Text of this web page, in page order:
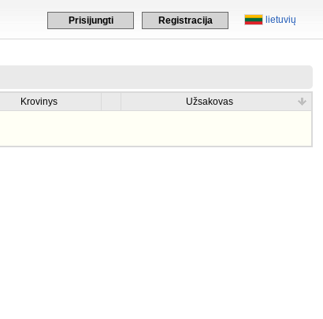
lietuvių
Prisijungti Registracija
Krovinys
Užsakovas